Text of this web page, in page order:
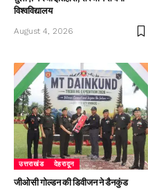
विश्वविद्यालय
August 4, 2026
उत्तराखंड देहरादून
जीओसी गोल्डन की डिवीजन ने डैनकुंड